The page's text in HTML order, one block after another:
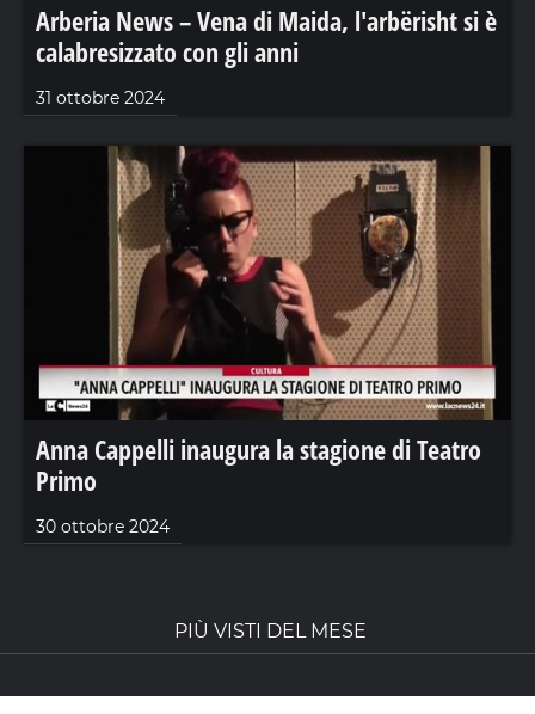
Arberia News – Vena di Maida, l'arbërisht si è
calabresizzato con gli anni
31 ottobre 2024
Anna Cappelli inaugura la stagione di Teatro
Primo
30 ottobre 2024
PIÙ VISTI DEL MESE